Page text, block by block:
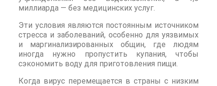
миллиарда — без медицинских услуг.
Эти условия являются постоянным источником
стресса и заболеваний, особенно для уязвимых
и маргинализированных общин, где людям
иногда нужно пропустить купания, чтобы
сэкономить воду для приготовления пищи.
Когда вирус перемещается в страны с низким